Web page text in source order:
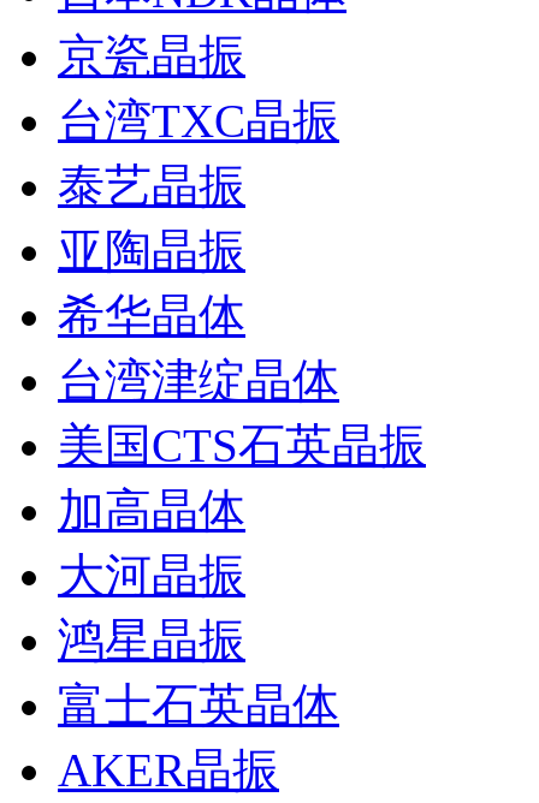
京瓷晶振
台湾TXC晶振
泰艺晶振
亚陶晶振
希华晶体
台湾津绽晶体
美国CTS石英晶振
加高晶体
大河晶振
鸿星晶振
富士石英晶体
AKER晶振